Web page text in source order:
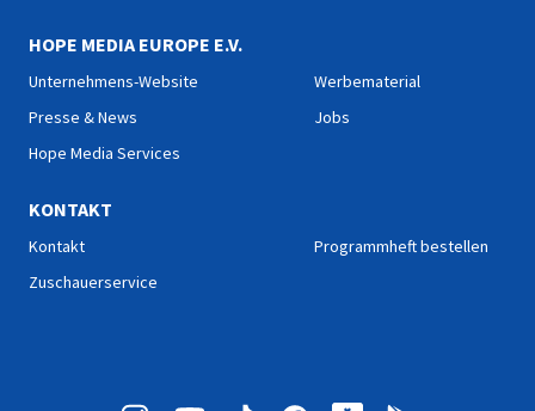
HOPE MEDIA EUROPE E.V.
Unternehmens-Website
Presse & News
Hope Media Services
Werbematerial
Jobs
KONTAKT
Kontakt
Zuschauerservice
Programmheft bestellen